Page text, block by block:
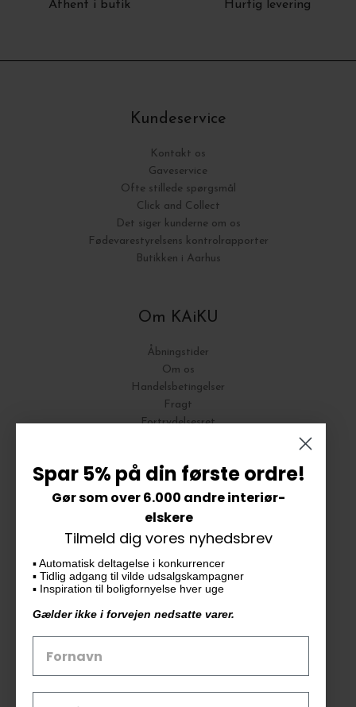
Afhent i butik Hurtig levering
Kundeservice
Kontakt os
Gaveservice
Ofte stillede spørgsmål
Click and Collect
Det siger kunderne om os
Fødevarestyrelsens kontrolrapporter
Butikken i Aarhus
Om KAiKU
Åbningstider
Om os
Handelsbetingelser
Fragt
Fortrydelsesret
Vores butik
KAiKU ApS
Langdalsvej 46, bygning 7
8220 Brabrand
Tlf. 33 11 19 07
CVR-nr. 30715349
Spar 5% på din første ordre!
Gør som over 6.000 andre interiør-
elskere
Tilmeld dig vores nyhedsbrev
▪️ Automatisk deltagelse i konkurrencer
▪️ Tidlig adgang til vilde udsalgskampagner
▪️ Inspiration til boligfornyelse hver uge
Gælder ikke i forvejen nedsatte varer.